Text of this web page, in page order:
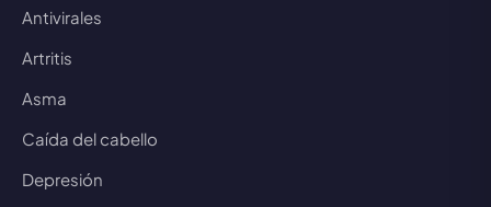
Antivirales
Artritis
Asma
Caída del cabello
Depresión